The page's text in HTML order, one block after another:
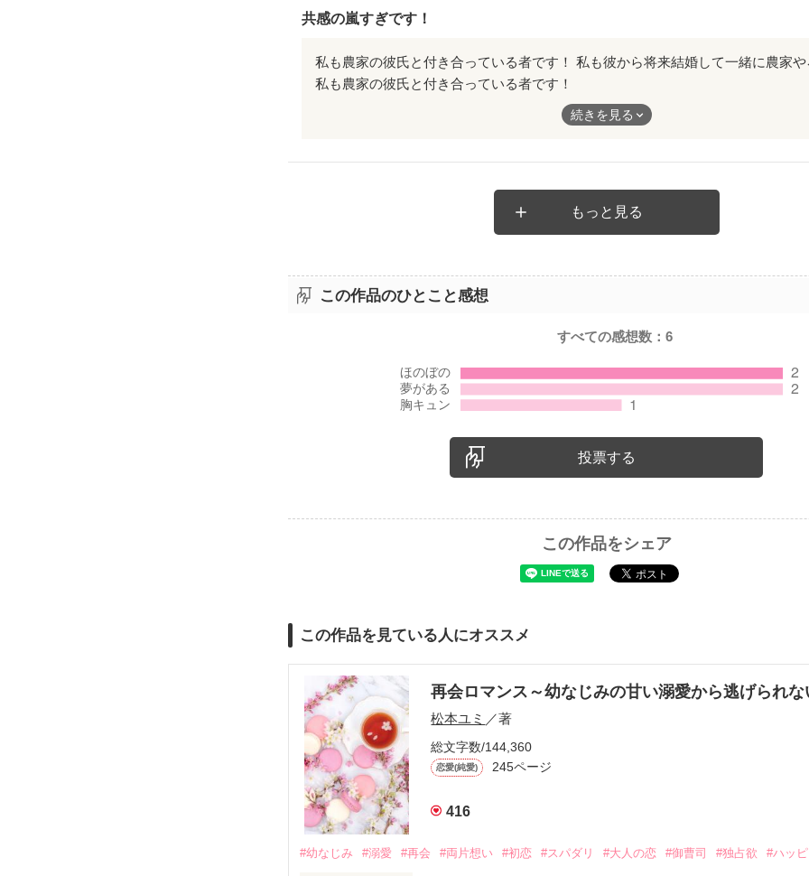
共感の嵐すぎです！
私も農家の彼氏と付き合っている者です！
私も彼から将来結婚して一緒に農家やろうって言われてて、でも私は虫が苦手だ
続きを見る
もっと見る
この作品のひとこと感想
すべての感想数：6
投票する
この作品をシェア
この作品を見ている人にオススメ
再会ロマンス～幼なじみの甘い溺愛から逃げられな
松本ユミ ／著
総文字数/144,360
恋愛(純愛) 245ページ
416
#幼なじみ #溺愛 #再会 #両片想い #初恋 #スパダリ #大人の恋 #御曹司 #独占欲 #ハッ